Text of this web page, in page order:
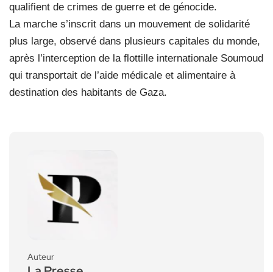
qualifient de crimes de guerre et de génocide.
La marche s’inscrit dans un mouvement de solidarité
plus large, observé dans plusieurs capitales du monde,
après l’interception de la flottille internationale Soumoud
qui transportait de l’aide médicale et alimentaire à
destination des habitants de Gaza.
Auteur